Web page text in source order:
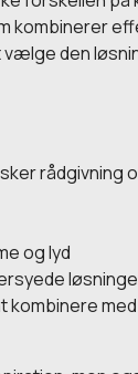
kombinerer
den
rådgivning
og lyd
kombinere